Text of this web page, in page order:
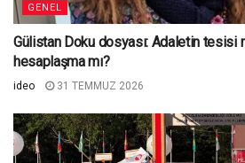
GENEL
Gülistan Doku dosyası: Adaletin tesisi
hesaplaşma mı?
ideo 31 TEMMUZ 2026